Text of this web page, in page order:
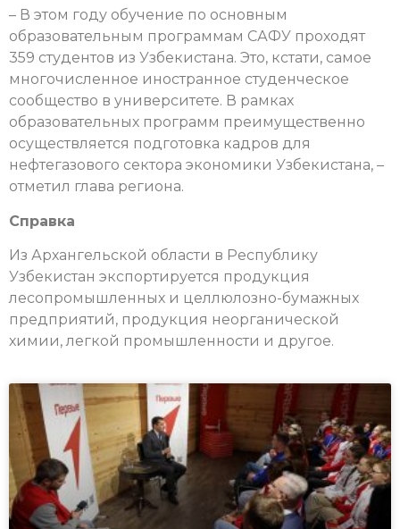
– В этом году обучение по основным
образовательным программам САФУ проходят
359 студентов из Узбекистана. Это, кстати, самое
многочисленное иностранное студенческое
сообщество в университете. В рамках
образовательных программ преимущественно
осуществляется подготовка кадров для
нефтегазового сектора экономики Узбекистана, –
отметил глава региона.
Справка
Из Архангельской области в Республику
Узбекистан экспортируется продукция
лесопромышленных и целлюлозно-бумажных
предприятий, продукция неорганической
химии, легкой промышленности и другое.